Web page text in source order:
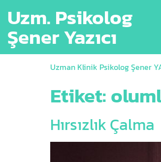
Uzm. Psikolog
Şener Yazıcı
Uzman Klinik Psikolog Şener
Etiket:
Hırsızlık Çalma